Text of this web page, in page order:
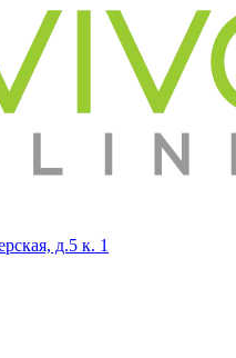
д.5 к. 1